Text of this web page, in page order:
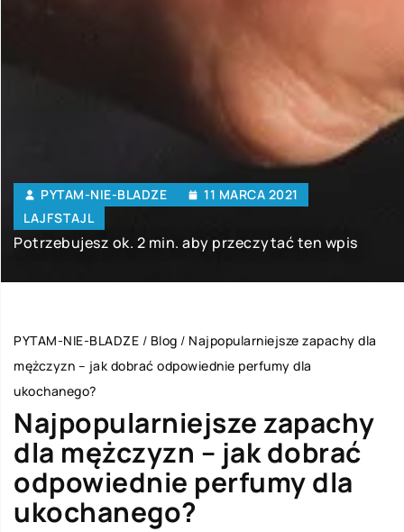
PYTAM-NIE-BLADZE
11 MARCA 2021
LAJFSTAJL
Potrzebujesz ok. 2 min. aby przeczytać ten wpis
PYTAM-NIE-BLADZE / Blog / Najpopularniejsze zapachy dla
mężczyzn – jak dobrać odpowiednie perfumy dla
ukochanego?
Najpopularniejsze zapachy
dla mężczyzn – jak dobrać
odpowiednie perfumy dla
ukochanego?